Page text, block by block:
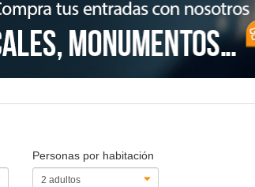
Personas por habitación